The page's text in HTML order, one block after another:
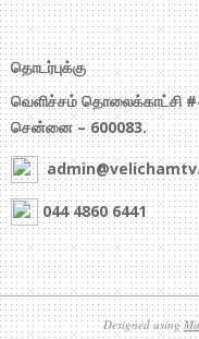
தொடர்புக்கு
வெளிச்சம் தொலைக்காட்சி
சென்னை – 600083.
044 4860 6441
Designed using